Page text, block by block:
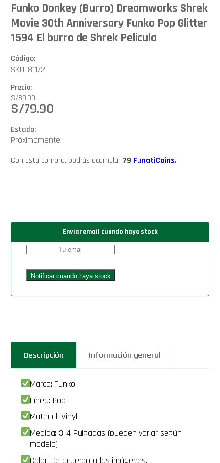
Funko Donkey (Burro) Dreamworks Shrek
Movie 30th Anniversary Funko Pop Glitter
1594 El burro de Shrek Pelicula
Código:
SKU: 81172
Precio:
S/89.90
S/79.90
Estado:
Próximamente
Con esta compra, podrás acumular 79 FunatiCoins.
Enviar email cuando haya stock
Descripción Información general
Marca: Funko
Línea: Pop!
Material: Vinyl
Medida: 3-4 Pulgadas (pueden variar según
modelo)
Color: De acuerdo a las imágenes.